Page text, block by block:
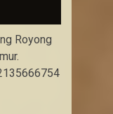
Royong